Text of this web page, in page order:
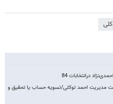
درانتخابات 84
مدیریت احمد توکلی/تسویه حساب یا تحقیق و